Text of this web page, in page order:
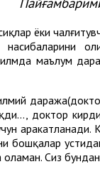
ёки
маълум
доктор
Сиз бундан